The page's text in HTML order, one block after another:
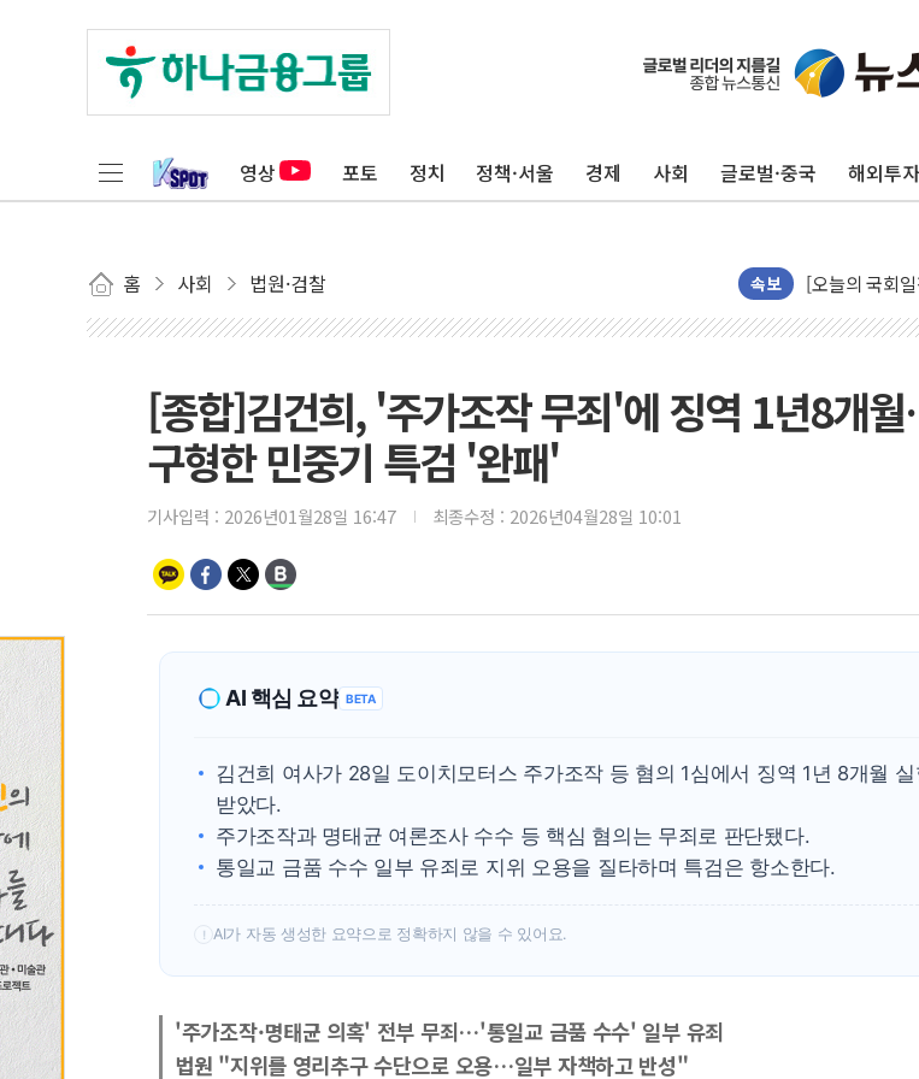
영상 포토 정치 정책·서울 경제 사회 글로벌·중국 해외투자
홈 사회 법원·검찰 속보
뉴욕증시, 유
이란, 오만과
李대통령, 오
[오늘의 정치
이란, 美·이스
유럽증시, 견
구광모, 내주
뉴욕증시 개장
금값 7주 만
[인도증시] 중
양주 섬유염
[종합]김건희, '주가조작 무죄'에 징역 1년8개
구형한 민중기 특검 '완패'
기사입력 : 2026년01월28일 16:47 최종수정 : 2026년04월28일 10:01
AI 핵심 요약 BETA
김건희 여사가 28일 도이치모터스 주가조작 등 혐의 1심에서 징역 1년 8개월
받았다.
주가조작과 명태균 여론조사 수수 등 핵심 혐의는 무죄로 판단됐다.
통일교 금품 수수 일부 유죄로 지위 오용을 질타하며 특검은 항소한다.
! AI가 자동 생성한 요약으로 정확하지 않을 수 있어요.
'주가조작·명태균 의혹' 전부 무죄…'통일교 금품 수수' 일부 유죄
법원 "지위를 영리추구 수단으로 오용…일부 자책하고 반성"